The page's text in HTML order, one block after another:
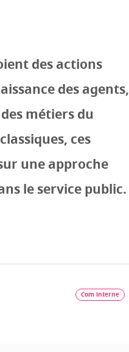
des actions
des agents,
métiers du
ces
une approche
le service public.
Com interne